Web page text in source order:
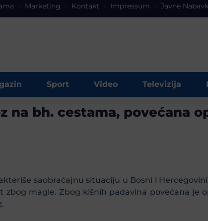
Marketing Kontakt Impressum Javne
Sport Video Televizija
na bh. cestama, povećana
saobraćajnu situaciju u Bosni i
magle. Zbog kišnih padavina povećana je